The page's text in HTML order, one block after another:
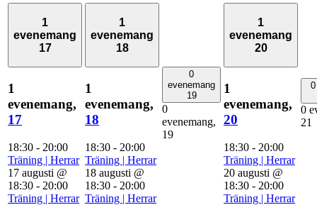
1
evenemang
17
1
evenemang,
17
18:30 - 20:00
Träning | Herrar
17 augusti @
18:30 - 20:00
Träning | Herrar
1
evenemang
18
1
evenemang,
18
18:30 - 20:00
Träning | Herrar
18 augusti @
18:30 - 20:00
Träning | Herrar
0
evenemang
19
0
evenemang,
19
1
evenemang
20
1
evenemang,
20
18:30 - 20:00
Träning | Herrar
20 augusti @
18:30 - 20:00
Träning | Herrar
0
21